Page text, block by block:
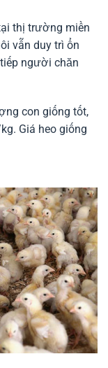
thị trường miền
vẫn duy trì ổn
người chăn
con giống tốt,
Giá heo giống